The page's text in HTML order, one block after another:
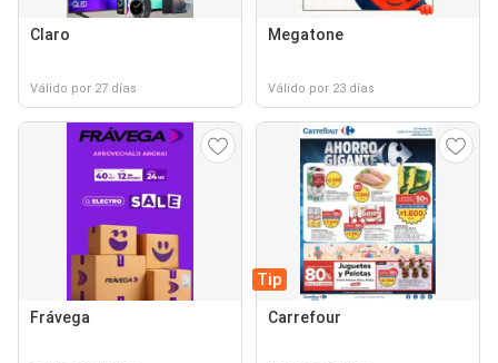
Claro
Válido por 27 días
Megatone
Válido por 23 días
Frávega
Tip
Carrefour